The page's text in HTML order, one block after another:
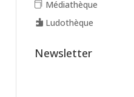
Médiathèque
Ludothèque
Newsletter